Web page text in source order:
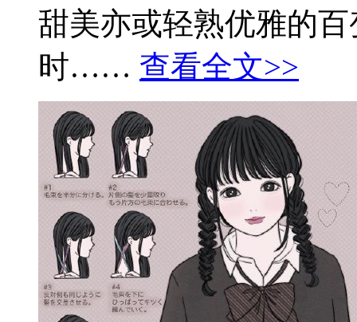
甜美亦或轻熟优雅的
时…… 查看全文>>